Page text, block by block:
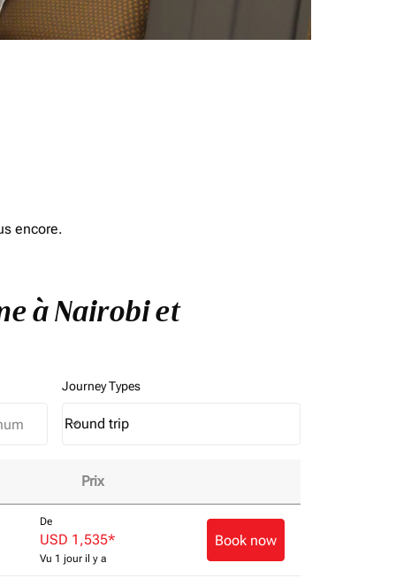
encore.
à Nairobi et
Journey Types
Journey Types option Round trip Selected
Round trip
keyboard_arrow_down
Prix
De
USD 1,535*
Vu 1 jour il y a
Book now